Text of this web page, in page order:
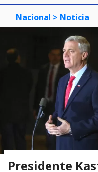
Nacional > Noticia
Presidente